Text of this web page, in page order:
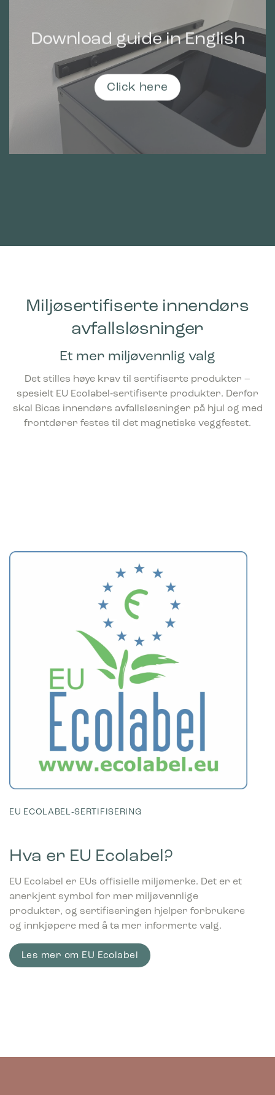
Download guide in English
Click here
Miljøsertifiserte innendørs
avfallsløsninger
Et mer miljøvennlig valg
Det stilles høye krav til sertifiserte produkter –
spesielt EU Ecolabel‑sertifiserte produkter. Derfor
skal Bicas innendørs avfallsløsninger på hjul og med
frontdører festes til det magnetiske veggfestet.
EU ECOLABEL‑SERTIFISERING
Hva er EU Ecolabel?
EU Ecolabel er EUs offisielle miljømerke. Det er et
anerkjent symbol for mer miljøvennlige
produkter, og sertifiseringen hjelper forbrukere
og innkjøpere med å ta mer informerte valg.
Les mer om EU Ecolabel